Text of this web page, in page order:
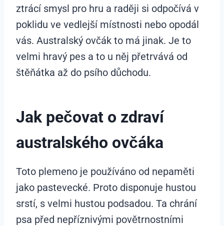
ztrácí smysl pro hru a raději si odpočívá v
poklidu ve vedlejší místnosti nebo opodál
vás. Australský ovčák to má jinak. Je to
velmi hravý pes a to u něj přetrvává od
štěňátka až do psího důchodu.
Jak pečovat o zdraví
australského ovčáka
Toto plemeno je používáno od nepaměti
jako pastevecké. Proto disponuje hustou
srstí, s velmi hustou podsadou. Ta chrání
psa před nepříznivými povětrnostními